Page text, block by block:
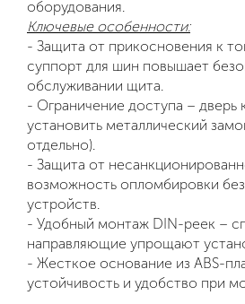
оборудования.
Ключевые особенности:
- Защита от прикосновения к
суппорт для шин повышает
обслуживании щита.
- Ограничение доступа – дверь
установить металлический
отдельно).
- Защита от
возможность опломбировки
устройств.
- Удобный монтаж DIN-реек –
направляющие упрощают
- Жесткое основание из ABS-
устойчивость и удобство при